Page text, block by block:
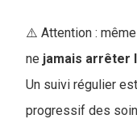
⚠️ Attention :
ne jamais arrêter
Un suivi régulier
progressif des